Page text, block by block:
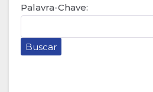
Palavra-Chave: